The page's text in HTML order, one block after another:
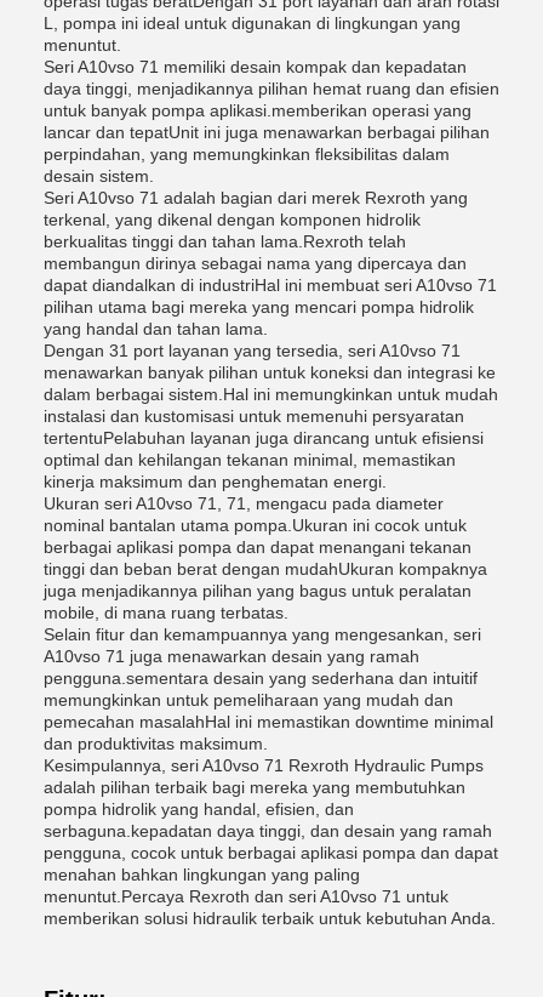
L, pompa ini ideal untuk digunakan di lingkungan yang
menuntut.
Seri A10vso 71 memiliki desain kompak dan kepadatan
daya tinggi, menjadikannya pilihan hemat ruang dan efisien
untuk banyak pompa aplikasi.memberikan operasi yang
lancar dan tepatUnit ini juga menawarkan berbagai pilihan
perpindahan, yang memungkinkan fleksibilitas dalam
desain sistem.
Seri A10vso 71 adalah bagian dari merek Rexroth yang
terkenal, yang dikenal dengan komponen hidrolik
berkualitas tinggi dan tahan lama.Rexroth telah
membangun dirinya sebagai nama yang dipercaya dan
dapat diandalkan di industriHal ini membuat seri A10vso 71
pilihan utama bagi mereka yang mencari pompa hidrolik
yang handal dan tahan lama.
Dengan 31 port layanan yang tersedia, seri A10vso 71
menawarkan banyak pilihan untuk koneksi dan integrasi ke
dalam berbagai sistem.Hal ini memungkinkan untuk mudah
instalasi dan kustomisasi untuk memenuhi persyaratan
tertentuPelabuhan layanan juga dirancang untuk efisiensi
optimal dan kehilangan tekanan minimal, memastikan
kinerja maksimum dan penghematan energi.
Ukuran seri A10vso 71, 71, mengacu pada diameter
nominal bantalan utama pompa.Ukuran ini cocok untuk
berbagai aplikasi pompa dan dapat menangani tekanan
tinggi dan beban berat dengan mudahUkuran kompaknya
juga menjadikannya pilihan yang bagus untuk peralatan
mobile, di mana ruang terbatas.
Selain fitur dan kemampuannya yang mengesankan, seri
A10vso 71 juga menawarkan desain yang ramah
pengguna.sementara desain yang sederhana dan intuitif
memungkinkan untuk pemeliharaan yang mudah dan
pemecahan masalahHal ini memastikan downtime minimal
dan produktivitas maksimum.
Kesimpulannya, seri A10vso 71 Rexroth Hydraulic Pumps
adalah pilihan terbaik bagi mereka yang membutuhkan
pompa hidrolik yang handal, efisien, dan
serbaguna.kepadatan daya tinggi, dan desain yang ramah
pengguna, cocok untuk berbagai aplikasi pompa dan dapat
menahan bahkan lingkungan yang paling
menuntut.Percaya Rexroth dan seri A10vso 71 untuk
memberikan solusi hidraulik terbaik untuk kebutuhan Anda.